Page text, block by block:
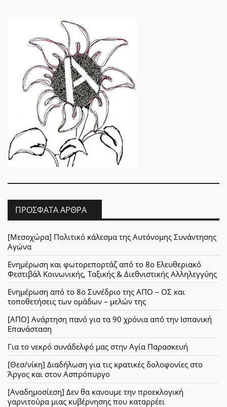
ΠΡΌΣΦΑΤΑ ΆΡΘΡΑ
[Μεσοχώρα] Πολιτικό κάλεσμα της Αυτόνομης Συνάντησης
Αγώνα
Ενημέρωση και φωτορεπορτάζ από το 8ο Ελευθεριακό
Φεστιβάλ Κοινωνικής, Ταξικής & Διεθνιστικής Αλληλεγγύης
Ενημέρωση από το 8ο Συνέδριο της ΑΠΟ – ΟΣ και
τοποθετήσεις των ομάδων – μελών της
[ΑΠΟ] Ανάρτηση πανό για τα 90 χρόνια από την Ισπανική
Επανάσταση
Για το νεκρό συνάδελφό μας στην Αγία Παρασκευή
[Θεσ/νίκη] Διαδήλωση για τις κρατικές δολοφονίες στο
Άργος και στον Ασπρόπυργο
[Αναδημοσίεση] Δεν θα κανουμε την προεκλογική
γαρνιτούρα μιας κυβέρνησης που καταρρέει